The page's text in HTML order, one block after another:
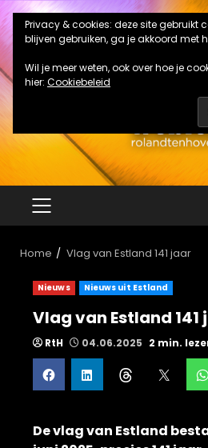
Ga
naar
de
inhoud
PRIMAIR
MENU
Home Vlag van Estland 141 jaar
Nieuws Nieuws uit Estland
Vlag van Estland 141
RtH 04.06.2025 2 min.
De vlag van Estland
Privacy & cookies: deze site gebruikt
blijven gebruiken, ga je akkoord met
Wil je meer weten, ook over hoe je
hier: Cookiebeleid